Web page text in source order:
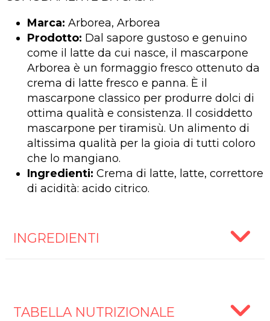
Marca: Arborea, Arborea
Prodotto: Dal sapore gustoso e genuino
come il latte da cui nasce, il mascarpone
Arborea è un formaggio fresco ottenuto da
crema di latte fresco e panna. È il
mascarpone classico per produrre dolci di
ottima qualità e consistenza. Il cosiddetto
mascarpone per tiramisù. Un alimento di
altissima qualità per la gioia di tutti coloro
che lo mangiano.
Ingredienti: Crema di latte, latte, correttore
di acidità: acido citrico.
INGREDIENTI
TABELLA NUTRIZIONALE